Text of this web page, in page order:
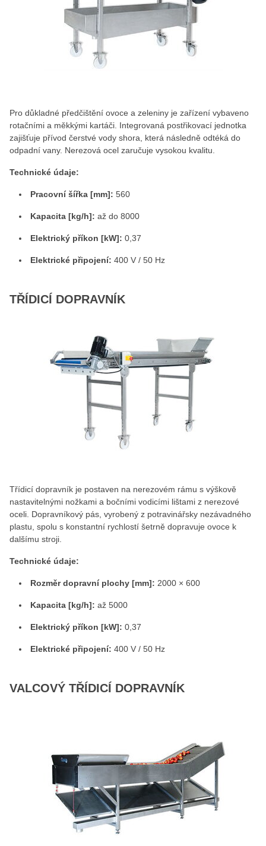
Pro důkladné předčištění ovoce a zeleniny je zařízení vybaveno
rotačními a měkkými kartáči. Integrovaná postřikovací jednotka
zajišťuje přívod čerstvé vody shora, která následně odtéká do
odpadní vany. Nerezová ocel zaručuje vysokou kvalitu.
Technické údaje:
Pracovní šířka [mm]: 560
Kapacita [kg/h]: až do 8000
Elektrický příkon [kW]: 0,37
Elektrické připojení: 400 V / 50 Hz
TŘÍDICÍ DOPRAVNÍK
Třídicí dopravník je postaven na nerezovém rámu s výškově
nastavitelnými nožkami a bočními vodicími lištami z nerezové
oceli. Dopravníkový pás, vyrobený z potravinářsky nezávadného
plastu, spolu s konstantní rychlostí šetrně dopravuje ovoce k
dalšímu stroji.
Technické údaje:
Rozměr dopravní plochy [mm]: 2000 × 600
Kapacita [kg/h]: až 5000
Elektrický příkon [kW]: 0,37
Elektrické připojení: 400 V / 50 Hz
VALCOVÝ TŘÍDICÍ DOPRAVNÍK